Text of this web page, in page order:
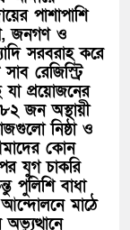
পাশাপাশি
জনগণ ও
সরবরাহ করে
রেজিস্ট্রি
যা প্রয়োজনের
জন অস্থায়ী
নিষ্ঠা ও
কোন
যুগ চাকরি
পুলিশি বাধা
আন্দোলনে মাঠে